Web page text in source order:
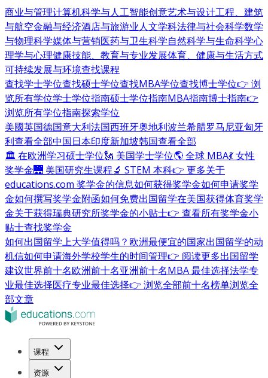
商业与管理计算机科学与人工智能创意艺术与设计工程、建筑
与航空金融与经济酒店与旅游业人文学科法律与社会科学数学
与物理科学媒体与营销医药与卫生科学自然科学与生命科学心
理学与心理健康技能、教育与专业发展体育、健康与生活方式
可持续发展与环境查找课程
查找学士学位查找硕士学位查找MBA学位查找博士学位👉 浏
览所有学位学士学位指南硕士学位指南MBA指南博士指南👉
浏览所有学位指南探索学位
美國英国德国意大利法国西班牙奥地利波兰希腊罗马尼亚匈牙
利查看全部中国日本印度新加坡韩国查看全部
🏛 在欧洲学习硕士学位🗽 美国学士学位🌎 全球 MBA💃 女性
奖学金🌉 美国研究生课程🔬 STEM 本科👉 更多关于
educations.com 奖学金的信息如何获得奖学金如何申请奖学
金如何撰写奖学金附函如何免费出国留学在美国获得体育奖学
金关于获得瑞典研究所奖学金的小贴士👉 查看所有奖学金小
贴士查找奖学金
如何出国留学上大学值得吗？ 欧洲最便宜的国家出国留学的动
机信如何申请海外学校学生的时间管理👉 阅读更多出国留学
建议世界前十名欧洲前十名亚洲前十名MBA 最佳选择法学专
业最佳选择医疗专业最佳选择👉 浏览全部前十名榜单浏览全
部文章
课程
资源